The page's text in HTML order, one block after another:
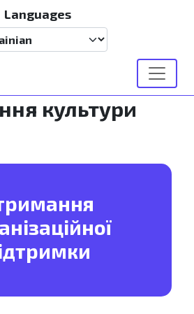
Languages
Select your language
культури